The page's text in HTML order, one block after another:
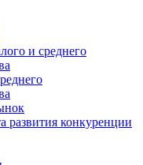
и среднего
развития конкуренции